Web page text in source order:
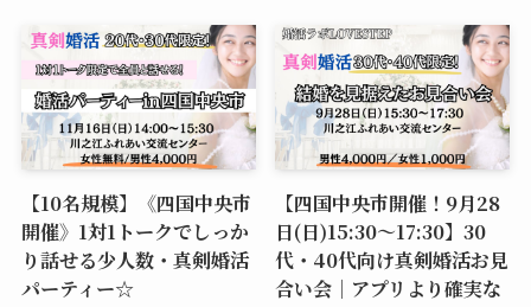
【10名規模】《四国中央市
開催》1対1トークでしっか
り話せる少人数・真剣婚活
パーティー☆
【四国中央市開催！9月28
日(日)15:30～17:30】30
代・40代向け真剣婚活お見
合い会｜アプリより確実な